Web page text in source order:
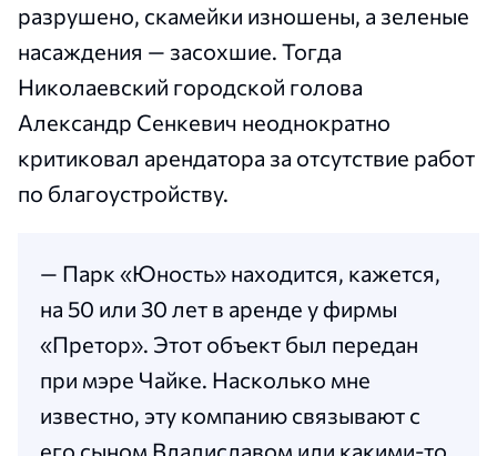
разрушено, скамейки изношены, а зеленые
насаждения — засохшие. Тогда
Николаевский городской голова
Александр Сенкевич неоднократно
критиковал арендатора за отсутствие работ
по благоустройству.
— Парк «Юность» находится, кажется,
на 50 или 30 лет в аренде у фирмы
«Претор». Этот объект был передан
при мэре Чайке. Насколько мне
известно, эту компанию связывают с
его сыном Владиславом или какими-то